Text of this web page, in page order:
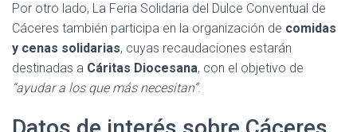
Por otro lado, La Feria Solidaria del Dulce Conventual de
Cáceres también participa en la organización de comidas
y cenas solidarias, cuyas recaudaciones estarán
destinadas a Cáritas Diocesana, con el objetivo de
“ayudar a los que más necesitan”.